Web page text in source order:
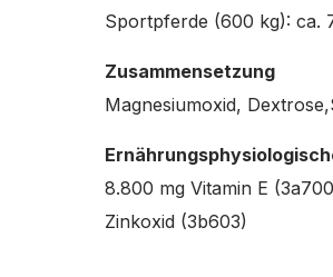
Sportpferde (600 kg): ca.
Zusammensetzung
Magnesiumoxid,
8.800 mg Vitamin E
Zinkoxid (3b603)